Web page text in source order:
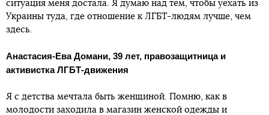
ситуация меня достала. Я думаю над тем, чтобы уехать из
Украины туда, где отношение к ЛГБТ-людям лучше, чем
здесь.
Анастасия-Ева Домани, 39 лет, правозащитница и
активистка ЛГБТ-движения
Я с детства мечтала быть женщиной. Помню, как в
молодости заходила в магазин женской одежды и